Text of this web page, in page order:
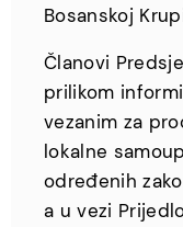
Bosanskoj
Članovi
prilikom
vezanim za
lokalne
određenih
a u vezi